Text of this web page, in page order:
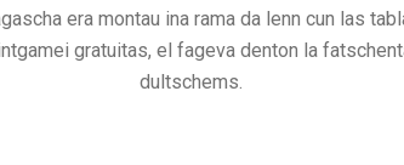
era montau ina rama da lenn cun las
gratuitas, el fageva denton la
dultschems.